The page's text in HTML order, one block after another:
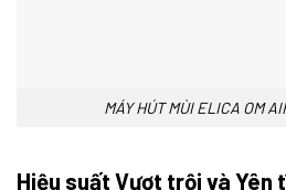
MÁY HÚT MÙI ELICA OM
Hiệu suất Vượt trội và Yên